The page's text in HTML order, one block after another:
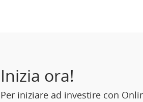
Inizia ora!
Per iniziare ad investire con